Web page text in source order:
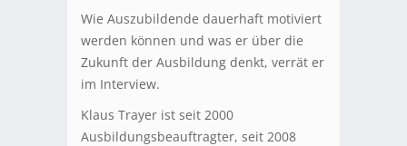
Wie Auszubildende dauerhaft motiviert
werden können und was er über die
Zukunft der Ausbildung denkt, verrät er
im Interview.
Klaus Trayer ist seit 2000
Ausbildungsbeauftragter, seit 2008